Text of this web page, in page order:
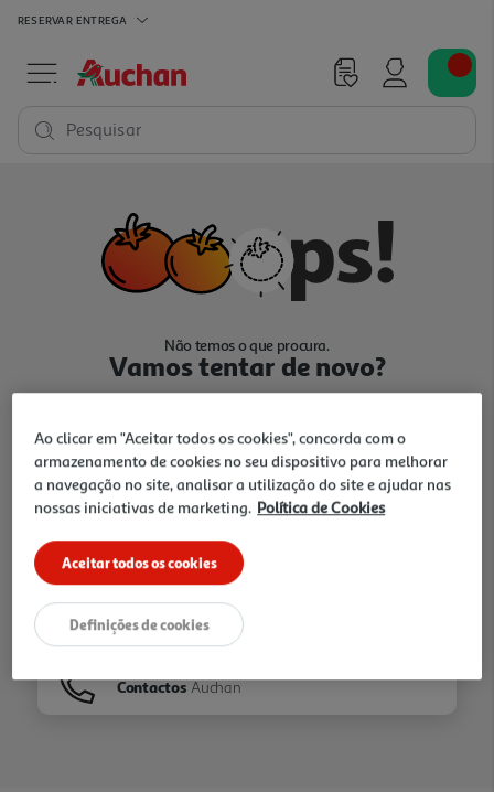
RESERVAR ENTREGA
Pesquisar
Não temos o que procura.
Vamos tentar de novo?
Ir para Homepage
Folhetos
Contactos Auchan
Ao clicar em "Aceitar todos os cookies", concorda com o
armazenamento de cookies no seu dispositivo para melhorar
a navegação no site, analisar a utilização do site e ajudar nas
nossas iniciativas de marketing. Política de Cookies
Aceitar todos os cookies
Definições de cookies